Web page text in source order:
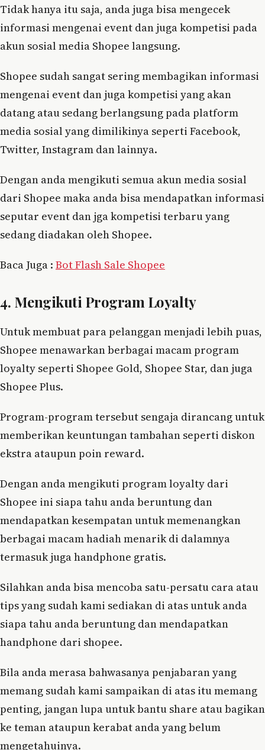
Tidak hanya itu saja, anda juga bisa mengecek
informasi mengenai event dan juga kompetisi pada
akun sosial media Shopee langsung.
Shopee sudah sangat sering membagikan informasi
mengenai event dan juga kompetisi yang akan
datang atau sedang berlangsung pada platform
media sosial yang dimilikinya seperti Facebook,
Twitter, Instagram dan lainnya.
Dengan anda mengikuti semua akun media sosial
dari Shopee maka anda bisa mendapatkan informasi
seputar event dan jga kompetisi terbaru yang
sedang diadakan oleh Shopee.
Baca Juga : Bot Flash Sale Shopee
4. Mengikuti Program Loyalty
Untuk membuat para pelanggan menjadi lebih puas,
Shopee menawarkan berbagai macam program
loyalty seperti Shopee Gold, Shopee Star, dan juga
Shopee Plus.
Program-program tersebut sengaja dirancang untuk
memberikan keuntungan tambahan seperti diskon
ekstra ataupun poin reward.
Dengan anda mengikuti program loyalty dari
Shopee ini siapa tahu anda beruntung dan
mendapatkan kesempatan untuk memenangkan
berbagai macam hadiah menarik di dalamnya
termasuk juga handphone gratis.
Silahkan anda bisa mencoba satu-persatu cara atau
tips yang sudah kami sediakan di atas untuk anda
siapa tahu anda beruntung dan mendapatkan
handphone dari shopee.
Bila anda merasa bahwasanya penjabaran yang
memang sudah kami sampaikan di atas itu memang
penting, jangan lupa untuk bantu share atau bagikan
ke teman ataupun kerabat anda yang belum
mengetahuinya.